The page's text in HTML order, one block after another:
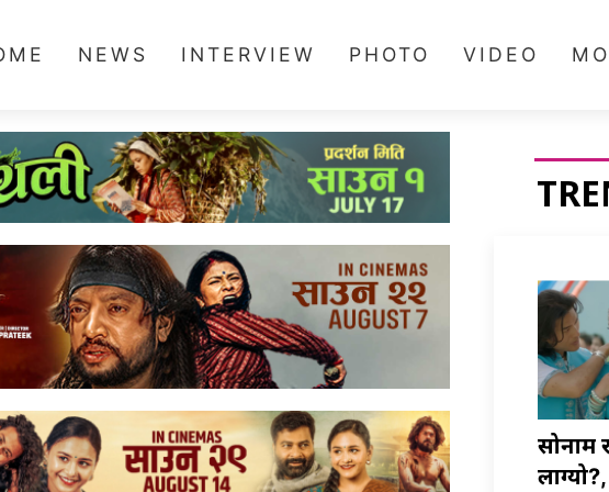
NEWS INTERVIEW PHOTO VIDEO
सोनाम